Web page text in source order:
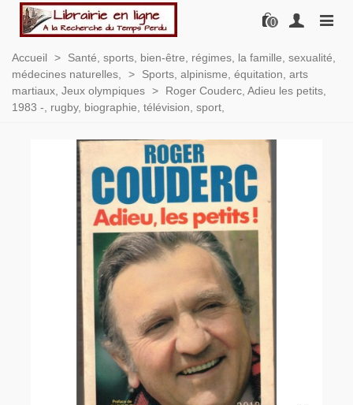
0
Accueil >
Santé, sports, bien-être, régimes, la famille, sexualité,
médecines naturelles,
>
Sports, alpinisme, équitation, arts
martiaux, Jeux olympiques >
Roger Couderc, Adieu les petits,
1983 -, rugby, biographie, télévision, sport,